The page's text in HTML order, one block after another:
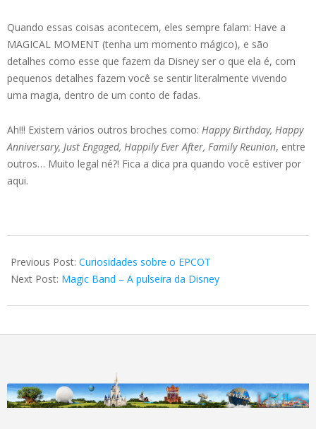
Quando essas coisas acontecem, eles sempre falam: Have a
MAGICAL MOMENT (tenha um momento mágico), e são
detalhes como esse que fazem da Disney ser o que ela é, com
pequenos detalhes fazem você se sentir literalmente vivendo
uma magia, dentro de um conto de fadas.
Ah!!! Existem vários outros broches como: Happy Birthday, Happy
Anniversary, Just Engaged, Happily Ever After, Family Reunion, entre
outros… Muito legal né?! Fica a dica pra quando você estiver por
aqui.
05-
28
Previous Post: Curiosidades sobre o EPCOT
Next Post: Magic Band – A pulseira da Disney